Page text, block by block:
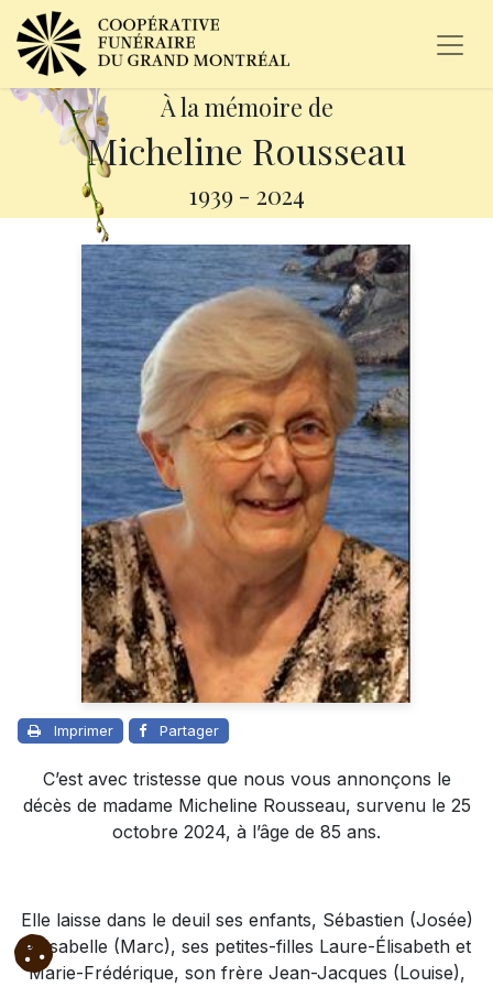
À la mémoire de
Micheline Rousseau
1939 - 2024
Imprimer Partager
C’est avec tristesse que nous vous annonçons le
décès de madame Micheline Rousseau, survenu le 25
octobre 2024, à l’âge de 85 ans.
Elle laisse dans le deuil ses enfants, Sébastien (Josée)
et Isabelle (Marc), ses petites-filles Laure-Élisabeth et
Marie-Frédérique, son frère Jean-Jacques (Louise),